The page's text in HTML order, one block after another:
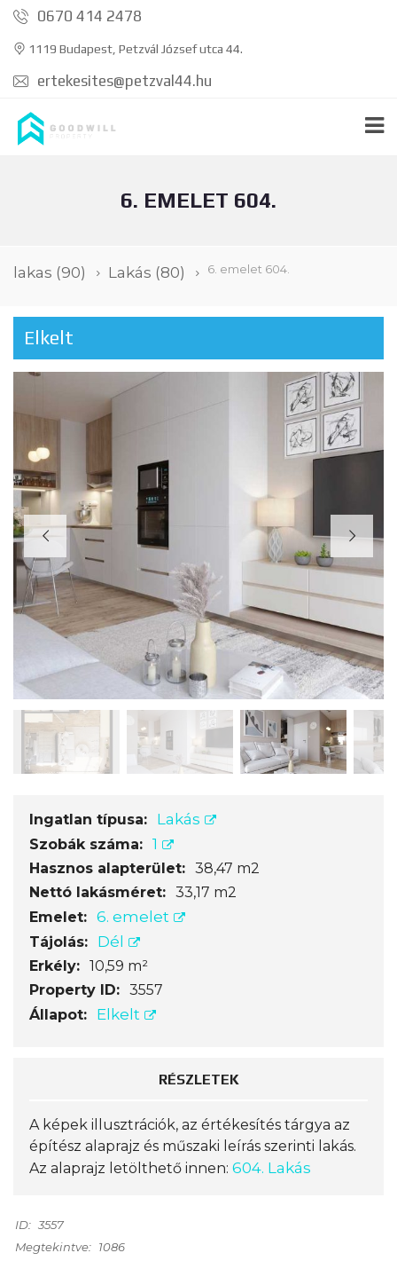
0670 414 2478
1119 Budapest, Petzvál József utca 44.
ertekesites@petzval44.hu
6. EMELET 604.
lakas (90) Lakás (80) 6. emelet 604.
Elkelt
Ingatlan típusa: Lakás
Szobák száma: 1
Hasznos alapterület: 38,47 m2
Nettó lakásméret: 33,17 m2
Emelet: 6. emelet
Tájolás: Dél
Erkély: 10,59 m²
Property ID: 3557
Állapot:
Elkelt
RÉSZLETEK
A képek illusztrációk, az értékesítés tárgya az
építész alaprajz és műszaki leírás szerinti lakás.
Az alaprajz letölthető innen: 604. Lakás
ID: 3557
Megtekintve: 1086